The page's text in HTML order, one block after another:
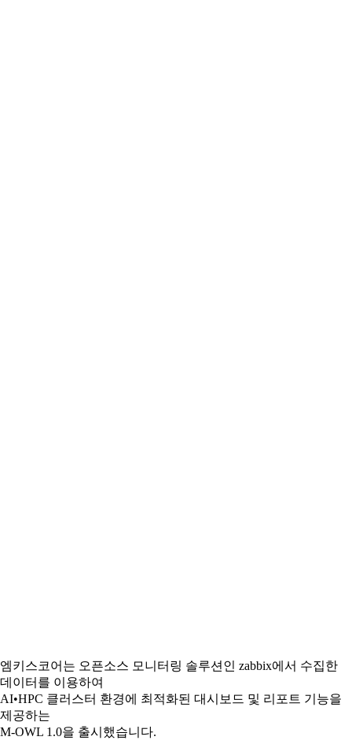
엠키스코어는 오픈소스 모니터링 솔루션인 zabbix에서 수집한
데이터를 이용하여
AI•HPC 클러스터 환경에 최적화된 대시보드 및 리포트 기능을
제공하는
M-OWL 1.0을 출시했습니다.